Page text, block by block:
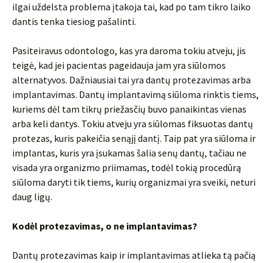
ilgai uždelsta problema įtakoja tai, kad po tam tikro laiko
dantis tenka tiesiog pašalinti.
Pasiteiravus odontologo, kas yra daroma tokiu atveju, jis
teigė, kad jei pacientas pageidauja jam yra siūlomos
alternatyvos. Dažniausiai tai yra dantų protezavimas arba
implantavimas. Dantų implantavimą siūloma rinktis tiems,
kuriems dėl tam tikrų priežasčių buvo panaikintas vienas
arba keli dantys. Tokiu atveju yra siūlomas fiksuotas dantų
protezas, kuris pakeičia senąjį dantį. Taip pat yra siūloma ir
implantas, kuris yra įsukamas šalia senų dantų, tačiau ne
visada yra organizmo priimamas, todėl tokią procedūrą
siūloma daryti tik tiems, kurių organizmai yra sveiki, neturi
daug ligų.
Kodėl protezavimas, o ne implantavimas?
Dantų protezavimas kaip ir implantavimas atlieka tą pačią